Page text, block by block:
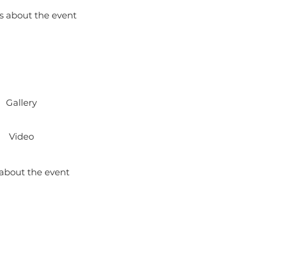
about the event
Gallery
Video
the event